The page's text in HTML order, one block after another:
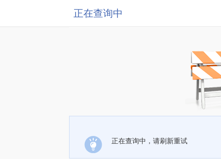
正在查询中
正在查询中，请刷新重试